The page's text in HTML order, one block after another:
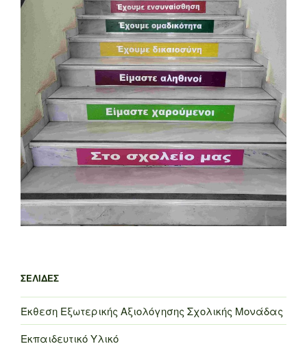
ΣΕΛΊΔΕΣ
Έκθεση Εξωτερικής Αξιολόγησης Σχολικής Μονάδας
Εκπαιδευτικό Υλικό